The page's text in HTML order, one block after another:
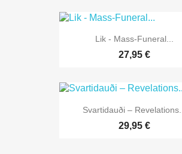
Lik - Mass-Funeral...
27,95 €
Svartidauði – Revelations...
29,95 €